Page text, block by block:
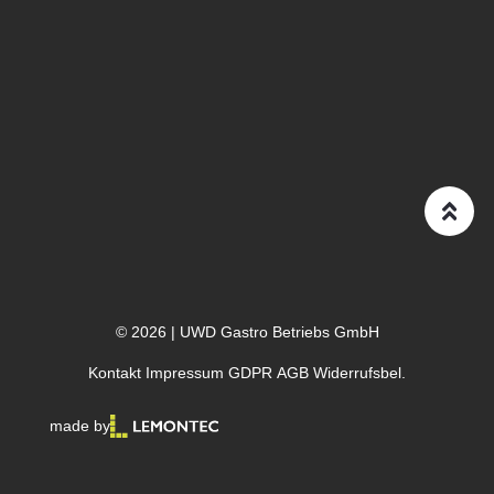
© 2026 | UWD Gastro Betriebs GmbH
Kontakt Impressum GDPR AGB Widerrufsbel.
made by